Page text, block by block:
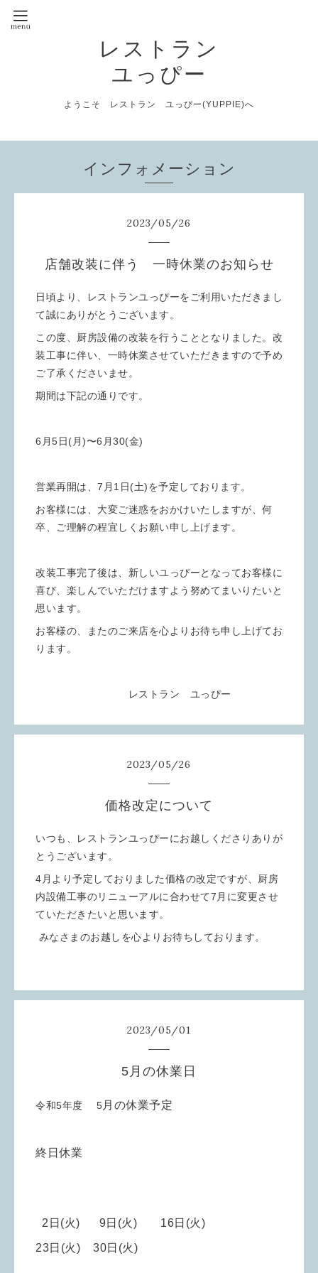
レストラン
ユっぴー
ようこそ レストラン ユっぴー(YUPPIE)へ
インフォメーション
2023/05/26
店舗改装に伴う 一時休業のお知らせ
日頃より、レストランユっぴーをご利用いただきまし
て誠にありがとうございます。
この度、厨房設備の改装を行うこととなりました。改
装工事に伴い、一時休業させていただきますので予め
ご了承くださいませ。
期間は下記の通りです。
6月5日(月)〜6月30(金)
営業再開は、7月1日(土)を予定しております。
お客様には、大変ご迷惑をおかけいたしますが、何
卒、ご理解の程宜しくお願い申し上げます。
改装工事完了後は、新しいユっぴーとなってお客様に
喜び、楽しんでいただけますよう努めてまいりたいと
思います。
お客様の、またのご来店を心よりお待ち申し上げてお
ります。
レストラン ユっぴー
2023/05/26
価格改定について
いつも、レストランユっぴーにお越しくださりありが
とうございます。
4月より予定しておりました価格の改定ですが、厨房
内設備工事のリニューアルに合わせて7月に変更させ
ていただきたいと思います。
みなさまのお越しを心よりお待ちしております。
2023/05/01
5月の休業日
令和5年度 5月の休業予定
終日休業
2 日(火) 9日(火) 16日(火)
23日(火) 30日(火)